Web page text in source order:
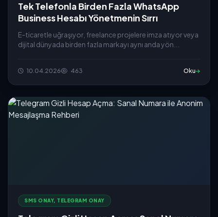
Tek Telefonla Birden Fazla WhatsApp
Business Hesabı Yönetmenin Sırrı
E-ticaretle uğraşıyor, freelance projelere imza atıyor veya
dijital dünyada birden fazla markayı aynı anda yön...
10.04.2026 463 Oku
SMS ONAY, TELEGRAM ONAY